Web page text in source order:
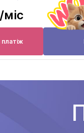
/міс